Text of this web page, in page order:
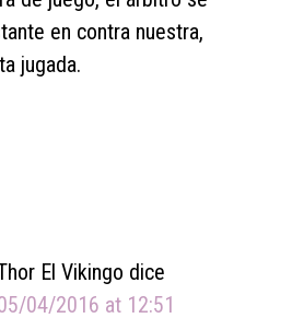
en contra nuestra,
jugada.
El Vikingo dice
04/2016 at 12:51